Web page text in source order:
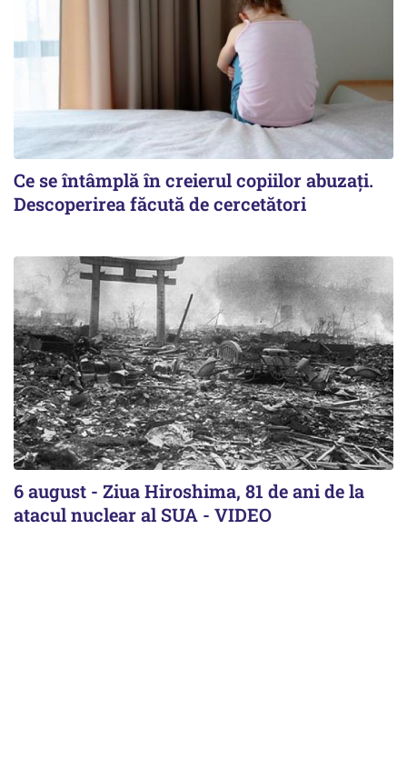
Ce se întâmplă în creierul copiilor abuzați.
Descoperirea făcută de cercetători
6 august - Ziua Hiroshima, 81 de ani de la
atacul nuclear al SUA - VIDEO